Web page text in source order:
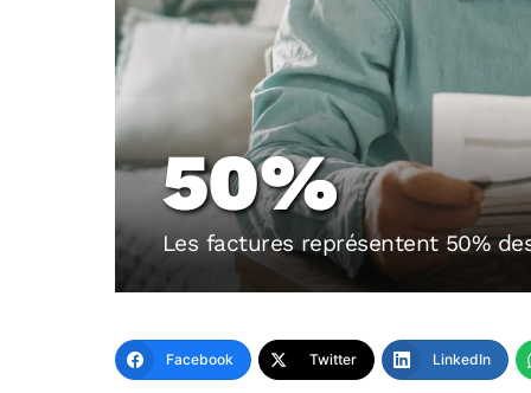
50%
Les factures représentent 50%
Facebook Twitter LinkedIn